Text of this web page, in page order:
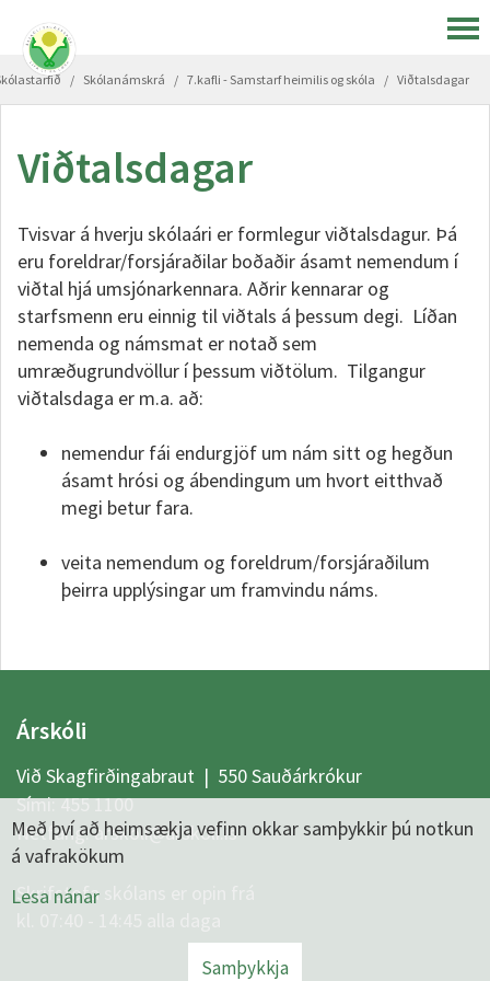
/ Skólanámskrá / 7.kafli - Samstarf heimilis og skóla / Viðtalsdagar
Viðtalsdagar
Tvisvar á hverju skólaári er formlegur viðtalsdagur. Þá
eru foreldrar/forsjáraðilar boðaðir ásamt nemendum í
viðtal hjá umsjónarkennara. Aðrir kennarar og
starfsmenn eru einnig til viðtals á þessum degi. Líðan
nemenda og námsmat er notað sem
umræðugrundvöllur í þessum viðtölum. Tilgangur
viðtalsdaga er m.a. að:
nemendur fái endurgjöf um nám sitt og hegðun
ásamt hrósi og ábendingum um hvort eitthvað
megi betur fara.
veita nemendum og foreldrum/forsjáraðilum
þeirra upplýsingar um framvindu náms.
Árskóli
Við Skagfirðingabraut | 550 Sauðárkrókur
Sími:455 1100
Netfang:arskoli@arskoli.is
Skrifstofa skólans er opin frá
Með því að heimsækja vefinn okkar samþykkir þú notkun
á vafrakökum
Lesa nánar
Samþykkja